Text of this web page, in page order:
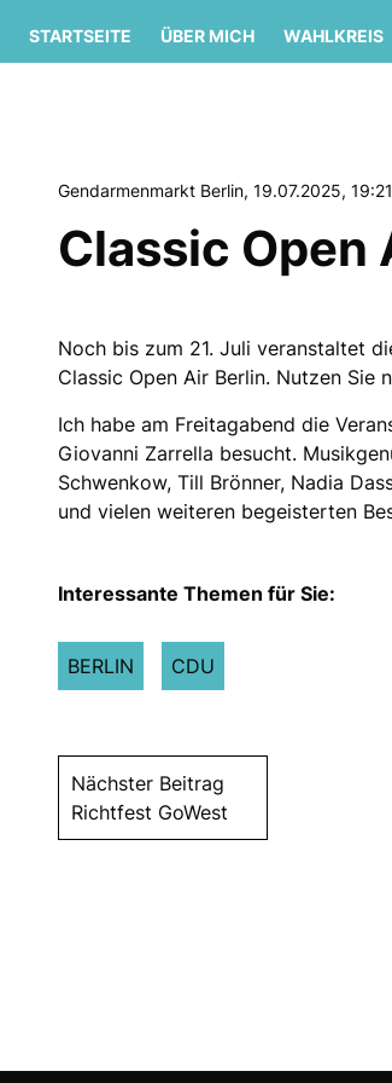
STARTSEITE ÜBER MICH WAHLKREIS
Gendarmenmarkt Berlin, 19.07.2025,
Classic Open
Noch bis zum 21. Juli veranstaltet
Classic Open Air Berlin. Nutzen Sie
Ich habe am Freitagabend die
Giovanni Zarrella besucht.
Schwenkow, Till Brönner, Nadia
und vielen weiteren begeisterten
Interessante Themen für Sie:
BERLIN CDU
Nächster Beitrag
Richtfest GoWest